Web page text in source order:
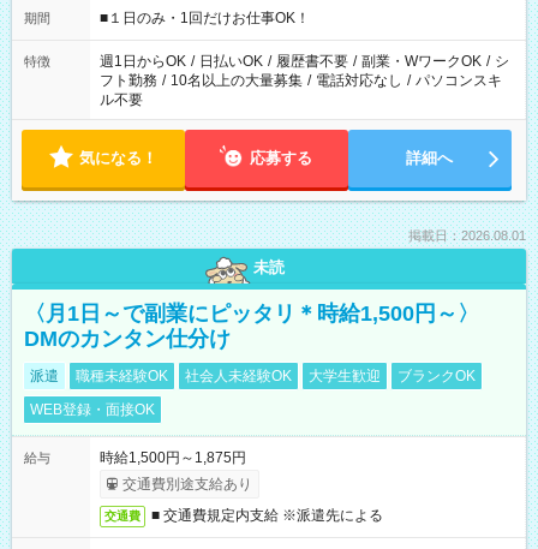
げるお仕事も！ ご希望のお時間に合わせてご紹介！ ※シフトは
ください！
期間 ■１日のみ・1回だけお仕事OK！
特徴 週1日からOK / 日払いOK / 履歴書不要 / 副業・WワークOK / シ
フト勤務 / 10名以上の大量募集 / 電話対応なし / パソコンスキ
ル不要
気になる！ 応募する 詳細へ
掲載日：2026.08.01
未読
〈月1日～で副業にピッタリ＊時給1,500円～〉
DMのカンタン仕分け
派遣 職種未経験OK 社会人未経験OK 大学生歓迎
ブランクOK
WEB登録・面接OK
給与
時給1,500円～1,875円
交通費別途支給あり
交通費 ■ 交通費規定内支給 ※派遣先による